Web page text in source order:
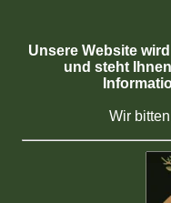
Unsere Website
und steht
Wir